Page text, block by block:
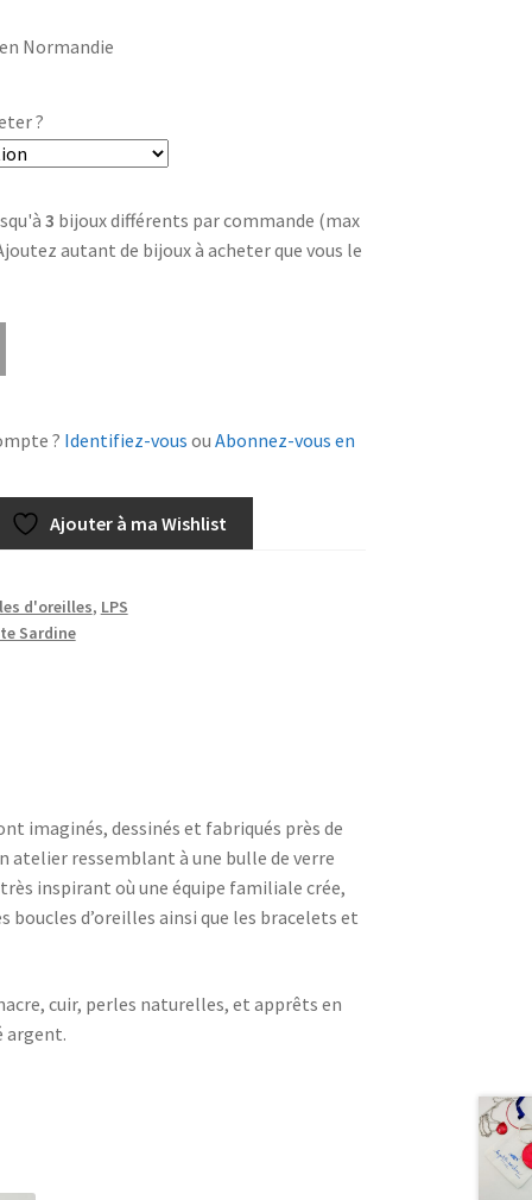
€18,00
Normandie
?
3 bijoux différents par commande (max
autant de bijoux à acheter que vous le
? Identifiez-vous ou Abonnez-vous en
Ajouter à ma Wishlist
d'oreilles, LPS
Sardine
imaginés, dessinés et fabriqués près de
atelier ressemblant à une bulle de verre
inspirant où une équipe familiale crée,
d’oreilles ainsi que les bracelets et
cuir, perles naturelles, et apprêts en
argent.